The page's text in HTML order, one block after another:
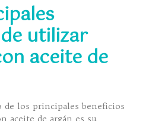
utilizar
aceite de
de los principales beneficios
aceite de argán es su